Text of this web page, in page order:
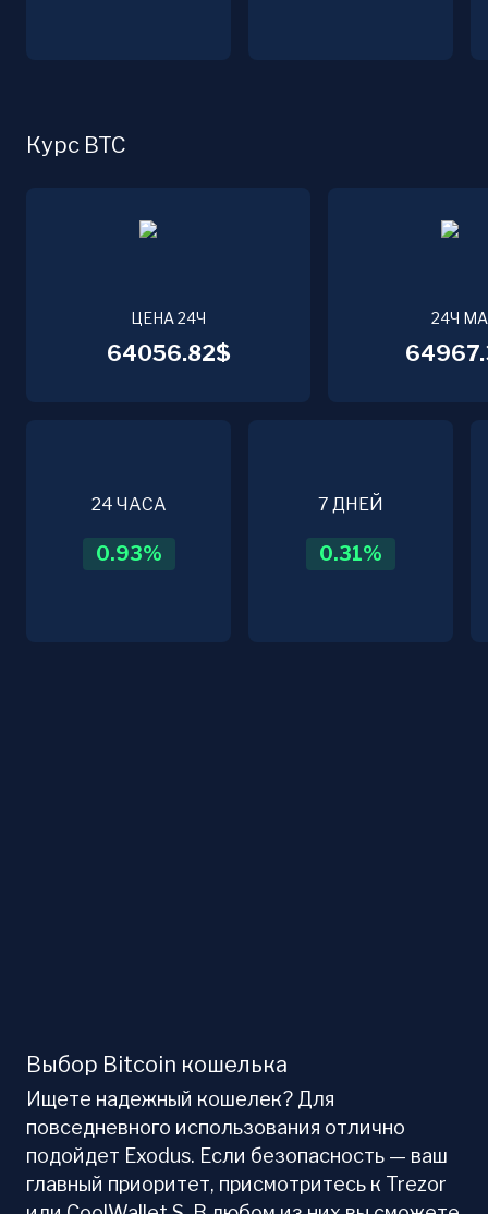
Курс BTC
ЦЕНА 24Ч
64056.82$
24Ч
24 ЧАСА
0.93%
7 ДНЕЙ
0.31%
Выбор Bitcoin кошелька
Ищете надежный кошелек? Для
повседневного использования отлично
подойдет Exodus. Если безопасность — ваш
главный приоритет, присмотритесь к Trezor